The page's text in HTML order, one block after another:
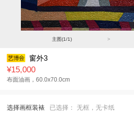
主图(1/1) >
窗外3
¥15,000
布面油画， 60.0x70.0cm
选择画框装裱 已选择： 无框，无卡纸